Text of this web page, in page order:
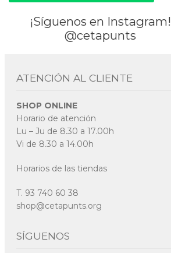
¡Síguenos en Instagram!
@cetapunts
ATENCIÓN AL CLIENTE
SHOP ONLINE
Horario de atención
Lu – Ju de 8.30 a 17.00h
Vi de 8.30 a 14.00h
Horarios de las tiendas
T. 93 740 60 38
shop@cetapunts.org
SÍGUENOS